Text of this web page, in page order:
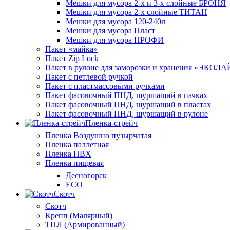
Мешки для мусора 2-х и 3-х слойные БРОНЯ
Мешки для мусора 2-х слойные ТИТАН
Мешки для мусора 120-240л
Мешки для мусора Пласт
Мешки для мусора ПРОФИ
Пакет «майка»
Пакет Zip Lock
Пакет в рулоне для заморозки и хранения
Пакет с петлевой ручкой
Пакет с пластмассовыми ручками
Пакет фасовочный ПНД, шуршащий в пачках
Пакет фасовочный ПНД, шуршащий в пластах
Пакет фасовочный ПНД, шуршащий в рулоне
Пленка-стрейч
Пленка Воздушно пузырчатая
Пленка паллетная
Пленка ПВХ
Пленка пищевая
Десногорск
ECO
Скотч
Скотч
Крепп (Малярный)
ТПЛ (Армированный)